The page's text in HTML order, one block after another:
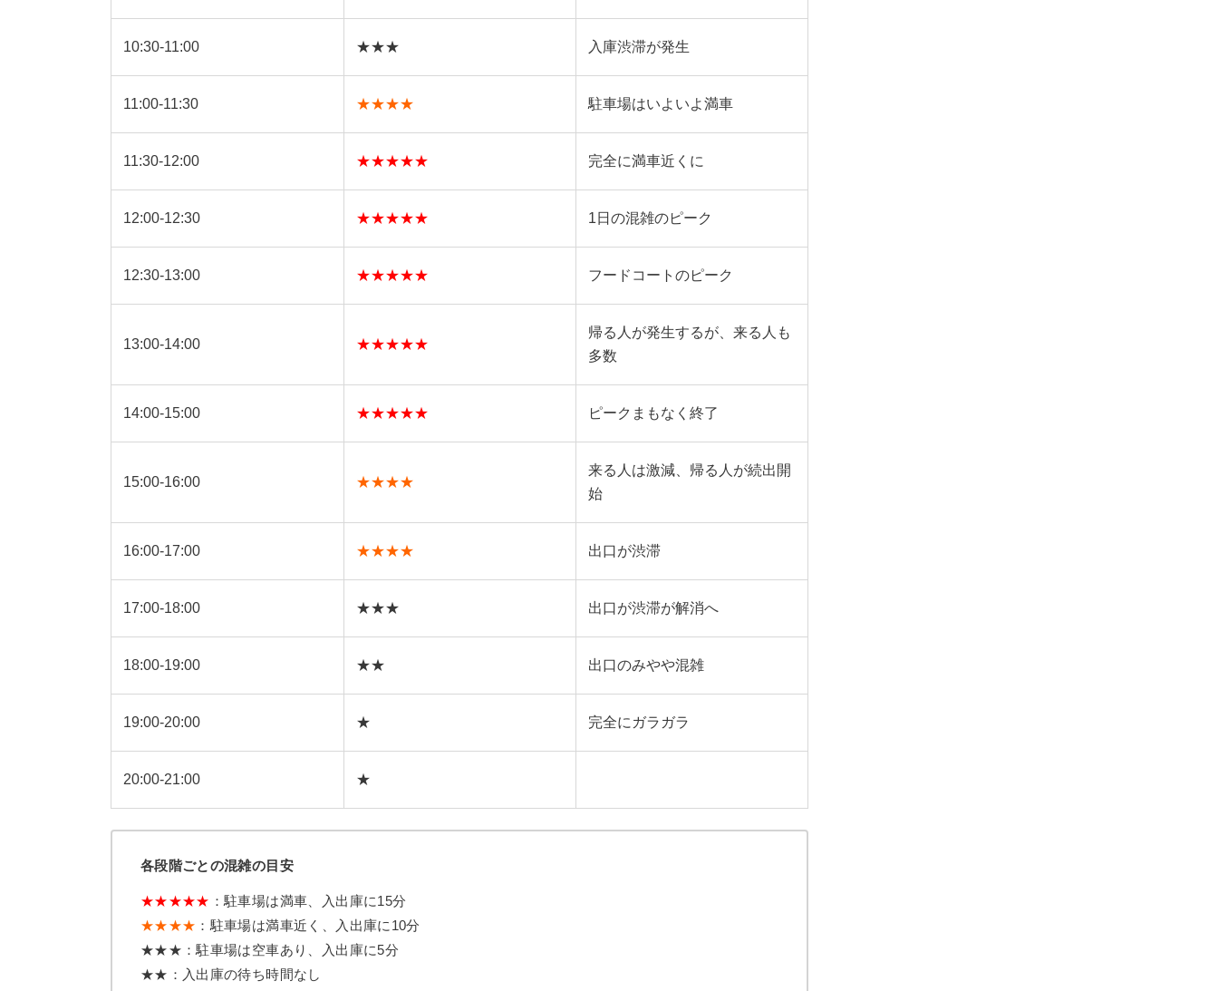
10:30-11:00 ★★★ 入庫渋滞が発生
11:00-11:30 ★★★★ 駐車場はいよいよ満車
11:30-12:00 ★★★★★ 完全に満車近くに
12:00-12:30 ★★★★★ 1日の混雑のピーク
12:30-13:00 ★★★★★ フードコートのピーク
13:00-14:00 ★★★★★
帰る人が発生するが、来る人も
多数
14:00-15:00 ★★★★★ ピークまもなく終了
15:00-16:00 ★★★★
来る人は激減、帰る人が続出開
始
16:00-17:00 ★★★★ 出口が渋滞
17:00-18:00 ★★★ 出口が渋滞が解消へ
18:00-19:00 ★★ 出口のみやや混雑
19:00-20:00 ★ 完全にガラガラ
20:00-21:00 ★
各段階ごとの混雑の目安
★★★★★ ：駐車場は満車、入出庫に15分
★★★★ ：駐車場は満車近く、入出庫に10分
★★★：駐車場は空車あり、入出庫に5分
★★：入出庫の待ち時間なし